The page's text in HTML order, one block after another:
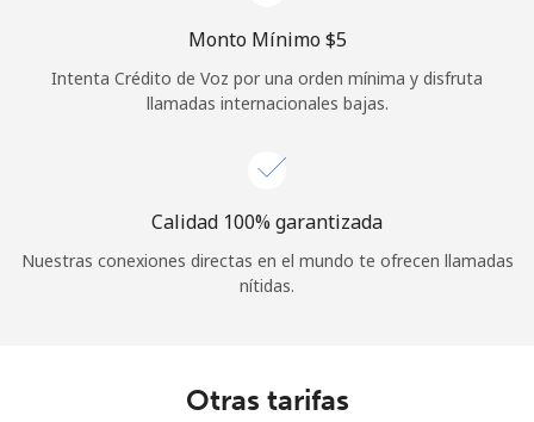
Monto Mínimo ⁦$5⁩
Intenta Crédito de Voz por una orden mínima y disfruta
llamadas internacionales bajas.
Calidad 100% garantizada
Nuestras conexiones directas en el mundo te ofrecen llamadas
nítidas.
Otras tarifas